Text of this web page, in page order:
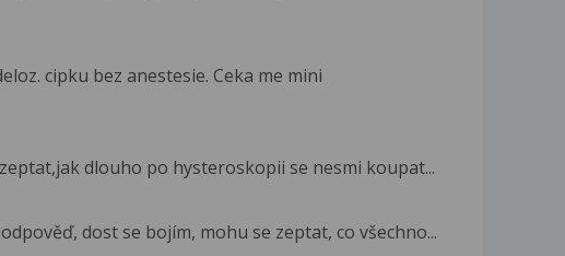
cipku bez anestesie. Ceka me mini
dlouho po hysteroskopii se nesmi koupat...
dost se bojím, mohu se zeptat, co všechno...